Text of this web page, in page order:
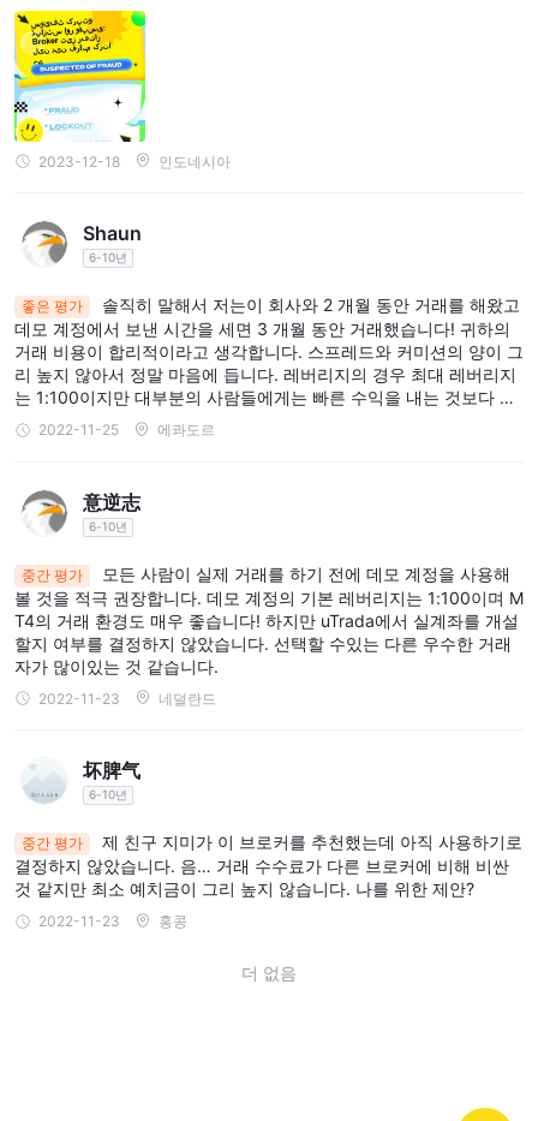
2023-12-18 인도네시아
Shaun
6-10년
좋은 평가
솔직히 말해서 저는이 회사와 2 개월 동안 거래를 해왔고
데모 계정에서 보낸 시간을 세면 3 개월 동안 거래했습니다! 귀하의
거래 비용이 합리적이라고 생각합니다. 스프레드와 커미션의 양이 그
리 높지 않아서 정말 마음에 듭니다. 레버리지의 경우 최대 레버리지
는 1:100이지만 대부분의 사람들에게는 빠른 수익을 내는 것보다 위
험을 제어하는 방법을 배우는 것이 더 중요하다고 생각합니다.
2022-11-25 에콰도르
意逆志
6-10년
중간 평가
모든 사람이 실제 거래를 하기 전에 데모 계정을 사용해
볼 것을 적극 권장합니다. 데모 계정의 기본 레버리지는 1:100이며 M
T4의 거래 환경도 매우 좋습니다! 하지만 uTrada에서 실계좌를 개설
할지 여부를 결정하지 않았습니다. 선택할 수있는 다른 우수한 거래
자가 많이있는 것 같습니다.
2022-11-23 네덜란드
坏脾气
6-10년
중간 평가
제 친구 지미가 이 브로커를 추천했는데 아직 사용하기로
결정하지 않았습니다. 음… 거래 수수료가 다른 브로커에 비해 비싼
것 같지만 최소 예치금이 그리 높지 않습니다. 나를 위한 제안?
2022-11-23 홍콩
더 없음